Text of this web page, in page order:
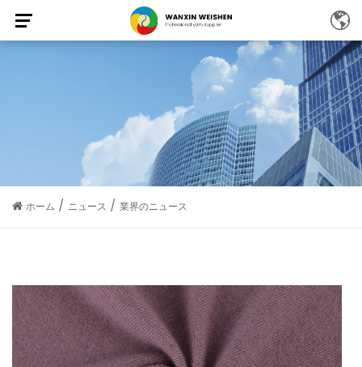
ホーム / ニュース / 業界のニュース